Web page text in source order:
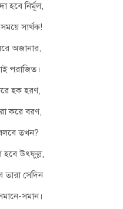
হবে নির্মূল,
সার্থক!
অজানার,
পরাজিত।
হক হরণ,
করে বরণ,
তখন?
হবে উৎফুল্ল,
তারা সেদিন
সমান।